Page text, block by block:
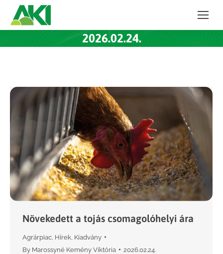
2026.02.24.
Növekedett a tojás csomagolóhelyi ára
Agrárpiac Hírek Kiadvány
By Marossyné Kemény Viktória 2026.02.24.